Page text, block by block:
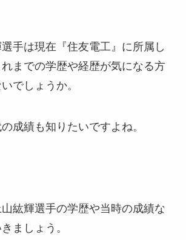
手は現在『住友電工』に所属し
までの学歴や経歴が気になる方
でしょうか。
成績も知りたいですよね。
紘輝選手の学歴や当時の成績な
ましょう。